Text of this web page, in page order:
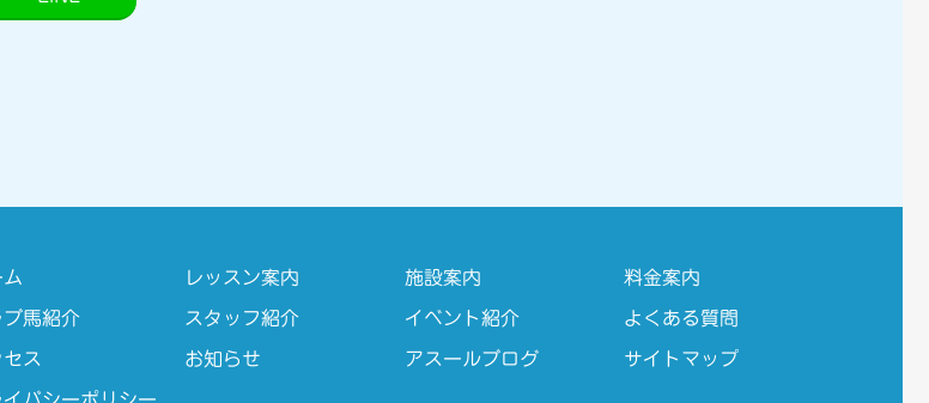
レッスン案内 施設案内 料金案内
ブ馬紹介 スタッフ紹介 イベント紹介 よくある質問
ス お知らせ アスールブログ サイトマップ